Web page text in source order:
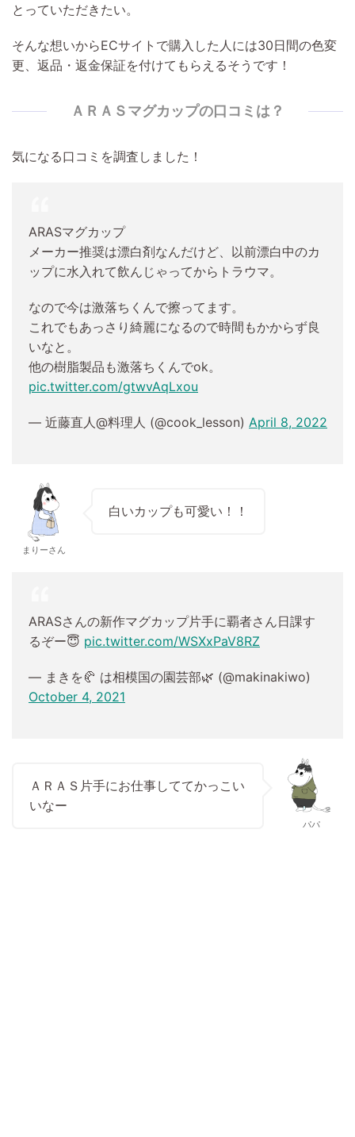
とっていただきたい。
そんな想いからECサイトで購入した人には30日間の色変
更、返品・返金保証を付けてもらえるそうです！
ＡＲＡＳマグカップの口コミは？
気になる口コミを調査しました！
ARASマグカップ
メーカー推奨は漂白剤なんだけど、以前漂白中のカ
ップに水入れて飲んじゃってからトラウマ。
なので今は激落ちくんで擦ってます。
これでもあっさり綺麗になるので時間もかからず良
いなと。
他の樹脂製品も激落ちくんでok。
pic.twitter.com/gtwvAqLxou
— 近藤直人@料理人 (@cook_lesson) April 8, 2022
まりーさん
白いカップも可愛い！！
ARASさんの新作マグカップ片手に覇者さん日課す
るぞー😇 pic.twitter.com/WSXxPaV8RZ
— まきを🥐 は相模国の園芸部🌿 (@makinakiwo)
October 4, 2021
ＡＲＡＳ片手にお仕事しててかっこい
いなー
パパ